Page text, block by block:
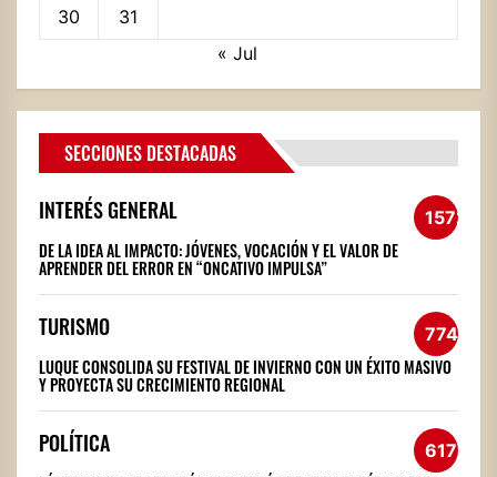
30
31
« Jul
SECCIONES DESTACADAS
INTERÉS GENERAL 1572
DE LA IDEA AL IMPACTO: JÓVENES, VOCACIÓN Y EL VALOR DE
APRENDER DEL ERROR EN “ONCATIVO IMPULSA”
TURISMO 774
LUQUE CONSOLIDA SU FESTIVAL DE INVIERNO CON UN ÉXITO MASIVO
Y PROYECTA SU CRECIMIENTO REGIONAL
POLÍTICA 617